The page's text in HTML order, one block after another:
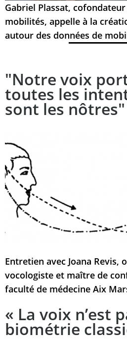
Gabriel Plassat,
mobilités, appelle à la
autour des données de
"Notre voix
toutes les
sont les nôtres"
Entretien avec Joana Revis,
vocologiste et maître de
faculté de médecine Aix
« La voix n’est
biométrie